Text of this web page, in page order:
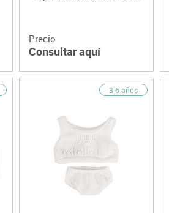
Precio
Consultar aquí
3-6 años